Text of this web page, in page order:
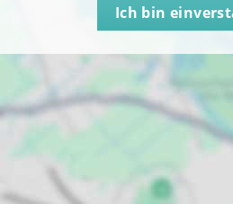
Ich bin